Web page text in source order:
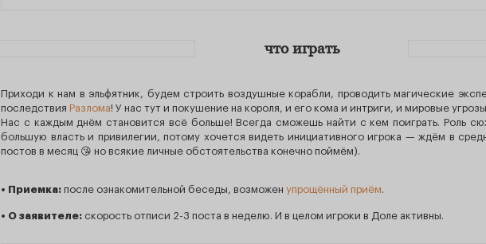
что играть
Приходи к нам в эльфятник, будем строить воздушные корабли, проводить магические
последствия Разлома! У нас тут и покушение на короля, и его кома и интриги, и мировые
Нас с каждым днём становится всё больше! Всегда сможешь найти с кем поиграть. Роль
большую власть и привилегии, потому хочется видеть инициативного игрока — ждём в
постов в месяц 😘 но всякие личные обстоятельства конечно поймём).
• Приемка: после ознакомительной беседы, возможен упрощённый приём.
• О заявителе: скорость отписи 2-3 поста в неделю. И в целом игроки в Доле активны.